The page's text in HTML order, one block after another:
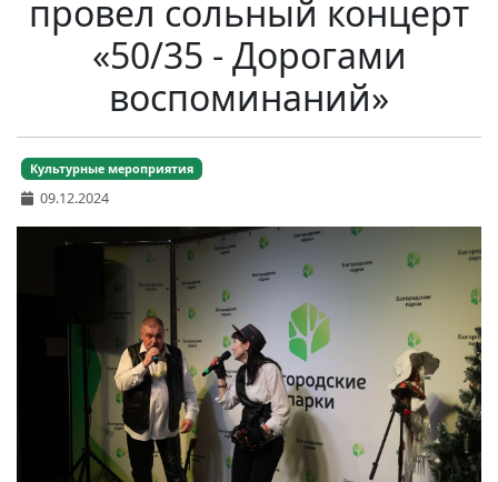
провел сольный концерт
«50/35 - Дорогами
воспоминаний»
Культурные мероприятия
09.12.2024